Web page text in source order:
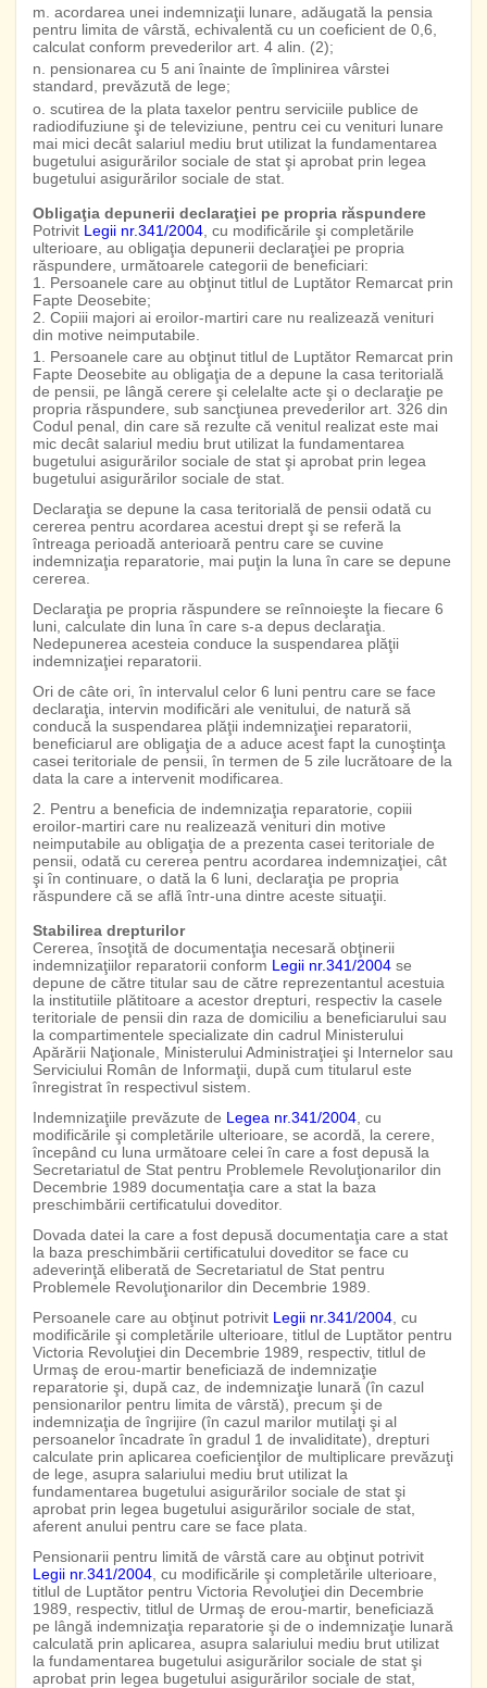
m. acordarea unei indemnizaţii lunare, adăugată la pensia
pentru limita de vârstă, echivalentă cu un coeficient de 0,6,
calculat conform prevederilor art. 4 alin. (2);
n. pensionarea cu 5 ani înainte de împlinirea vârstei
standard, prevăzută de lege;
o. scutirea de la plata taxelor pentru serviciile publice de
radiodifuziune şi de televiziune, pentru cei cu venituri lunare
mai mici decât salariul mediu brut utilizat la fundamentarea
bugetului asigurărilor sociale de stat şi aprobat prin legea
bugetului asigurărilor sociale de stat.
Obligaţia depunerii declaraţiei pe propria răspundere
Potrivit
Legii nr.341/2004 , cu modificările şi completările
ulterioare, au obligaţia depunerii declaraţiei pe propria
răspundere, următoarele categorii de beneficiari:
1. Persoanele care au obţinut titlul de Luptător Remarcat prin
Fapte Deosebite;
2. Copiii majori ai eroilor-martiri care nu realizează venituri
din motive neimputabile.
1. Persoanele care au obţinut titlul de Luptător Remarcat prin
Fapte Deosebite au obligaţia de a depune la casa teritorială
de pensii, pe lângă cerere şi celelalte acte şi o declaraţie pe
propria răspundere, sub sancţiunea prevederilor art. 326 din
Codul penal, din care să rezulte că venitul realizat este mai
mic decât salariul mediu brut utilizat la fundamentarea
bugetului asigurărilor sociale de stat şi aprobat prin legea
bugetului asigurărilor sociale de stat.
Declaraţia se depune la casa teritorială de pensii odată cu
cererea pentru acordarea acestui drept şi se referă la
întreaga perioadă anterioară pentru care se cuvine
indemnizaţia reparatorie, mai puţin la luna în care se depune
cererea.
Declaraţia pe propria răspundere se reînnoieşte la fiecare 6
luni, calculate din luna în care s-a depus declaraţia.
Nedepunerea acesteia conduce la suspendarea plăţii
indemnizaţiei reparatorii.
Ori de câte ori, în intervalul celor 6 luni pentru care se face
declaraţia, intervin modificări ale venitului, de natură să
conducă la suspendarea plăţii indemnizaţiei reparatorii,
beneficiarul are obligaţia de a aduce acest fapt la cunoştinţa
casei teritoriale de pensii, în termen de 5 zile lucrătoare de la
data la care a intervenit modificarea.
2. Pentru a beneficia de indemnizaţia reparatorie, copiii
eroilor-martiri care nu realizează venituri din motive
neimputabile au obligaţia de a prezenta casei teritoriale de
pensii, odată cu cererea pentru acordarea indemnizaţiei, cât
şi în continuare, o dată la 6 luni, declaraţia pe propria
răspundere că se află într-una dintre aceste situaţii.
Stabilirea drepturilor
Cererea, însoţită de documentaţia necesară obţinerii
indemnizaţiilor reparatorii conform Legii nr.341/2004 se
depune de către titular sau de către reprezentantul acestuia
la institutiile plătitoare a acestor drepturi, respectiv la casele
teritoriale de pensii din raza de domiciliu a beneficiarului sau
la compartimentele specializate din cadrul Ministerului
Apărării Naţionale, Ministerului Administraţiei şi Internelor sau
Serviciului Român de Informaţii, după cum titularul este
înregistrat în respectivul sistem.
Indemnizaţiile prevăzute de Legea nr.341/2004, cu
modificările şi completările ulterioare, se acordă, la cerere,
începând cu luna următoare celei în care a fost depusă la
Secretariatul de Stat pentru Problemele Revoluţionarilor din
Decembrie 1989 documentaţia care a stat la baza
preschimbării certificatului doveditor.
Dovada datei la care a fost depusă documentaţia care a stat
la baza preschimbării certificatului doveditor se face cu
adeverinţă eliberată de Secretariatul de Stat pentru
Problemele Revoluţionarilor din Decembrie 1989.
Persoanele care au obţinut potrivit Legii nr.341/2004, cu
modificările şi completările ulterioare, titlul de Luptător pentru
Victoria Revoluţiei din Decembrie 1989, respectiv, titlul de
Urmaş de erou-martir beneficiază de indemnizaţie
reparatorie şi, după caz, de indemnizaţie lunară (în cazul
pensionarilor pentru limita de vârstă), precum şi de
indemnizaţia de îngrijire (în cazul marilor mutilaţi şi al
persoanelor încadrate în gradul 1 de invaliditate), drepturi
calculate prin aplicarea coeficienţilor de multiplicare prevăzuţi
de lege, asupra salariului mediu brut utilizat la
fundamentarea bugetului asigurărilor sociale de stat şi
aprobat prin legea bugetului asigurărilor sociale de stat,
aferent anului pentru care se face plata.
Pensionarii pentru limită de vârstă care au obţinut potrivit
Legii nr.341/2004, cu modificările şi completările ulterioare,
titlul de Luptător pentru Victoria Revoluţiei din Decembrie
1989, respectiv, titlul de Urmaş de erou-martir, beneficiază
pe lângă indemnizaţia reparatorie şi de o indemnizaţie lunară
calculată prin aplicarea, asupra salariului mediu brut utilizat
la fundamentarea bugetului asigurărilor sociale de stat şi
aprobat prin legea bugetului asigurărilor sociale de stat,